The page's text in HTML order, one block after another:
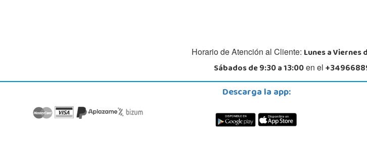
Horario de Atención al Cliente: Lunes a Viernes
Sábados de 9:30 a 13:00en el
Descarga la app: